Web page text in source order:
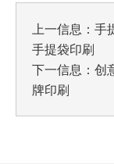
上一信息： 手
手提袋印刷
下一信息： 创
牌印刷